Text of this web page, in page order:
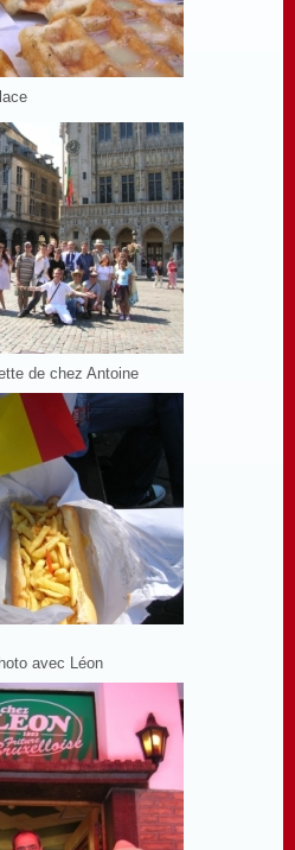
de chez Antoine
avec Léon